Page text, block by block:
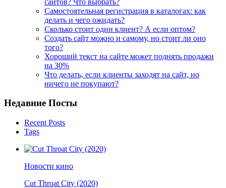
Самостоятельная регистрация в каталогах: как
делать и чего ожидать?
Сколько стоит один клиент? А если оптом?
Создать сайт можно и самому, но стоит ли оно
того?
Хороший текст на сайте может поднять продажи
на 30%
Что делать, если клиенты заходят на сайт, но
ничего не покупают?
Недавние Посты
Recent Posts
Tags
Новости кино
Cut Throat City (2020)